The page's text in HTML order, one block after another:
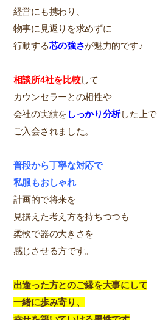
経営にも携わり、
物事に見返りを求めずに
行動する芯の強さが魅力的です♪
相談所4社を比較して
カウンセラーとの相性や
会社の実績を しっかり分析した上で
ご入会されました。
普段から丁寧な対応で
私服もおしゃれ
計画的で将来を
見据えた考え方を持ちつつも
柔軟で器の大きさを
感じさせる方です。
出逢った方とのご縁を大事にして
一緒に歩み寄り、